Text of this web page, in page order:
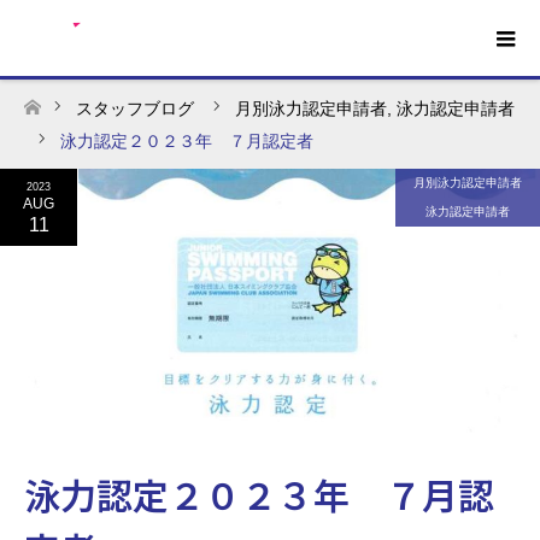
ホーム
スタッフブログ 月別泳力認定申請者 泳力認定申請者
泳力認定２０２３年 ７月認定者
2023
AUG
11
月別泳力認定申請者
泳力認定申請者
泳力認定２０２３年 ７月認